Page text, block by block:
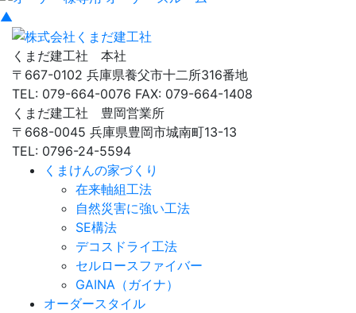
▲
くまだ建工社 本社
〒667-0102 兵庫県養父市十二所316番地
TEL: 079-664-0076 FAX: 079-664-1408
くまだ建工社 豊岡営業所
〒668-0045 兵庫県豊岡市城南町13-13
TEL: 0796-24-5594
くまけんの家づくり
在来軸組工法
自然災害に強い工法
SE構法
デコスドライ工法
セルロースファイバー
GAINA（ガイナ）
オーダースタイル